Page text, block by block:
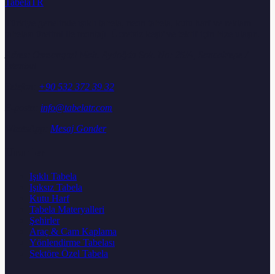
TabelaTR
+90 532 372 39 32
info@tabelatr.com
Mesaj Gonder
Işıklı Tabela
Işıksız Tabela
Kutu Harf
Tabela Materyalleri
Şehirler
Araç & Cam Kaplama
Yönlendirme Tabelası
Sektöre Özel Tabela